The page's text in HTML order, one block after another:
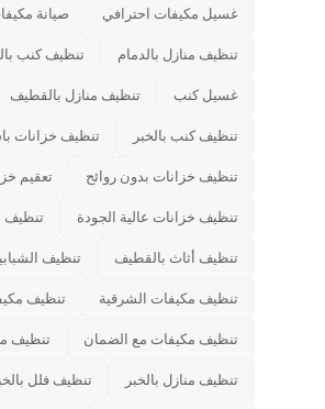
غسيل مكيفات احترافي صيانة
تنظيف منازل بالدمام تنظيف كنب
غسيل كنب تنظيف منازل بالقطيف
تنظيف كنب بالخبر تنظيف خزانات
تنظيف خزانات بدون روائح تعقيم
تنظيف خزانات عالية الجودة تنظيف
تنظيف أثاث بالقطيف تنظيف
تنظيف مكيفات الشرقية تنظيف
تنظيف مكيفات مع الضمان تنظيف
تنظيف منازل بالخبر تنظيف فلل